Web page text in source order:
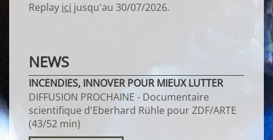
Replay ici jusqu'au 30/07/2026.
NEWS
INCENDIES, INNOVER POUR MIEUX LUTTER
DIFFUSION PROCHAINE - Documentaire
scientifique d'Eberhard Rühle pour ZDF/ARTE
(43/52 min)